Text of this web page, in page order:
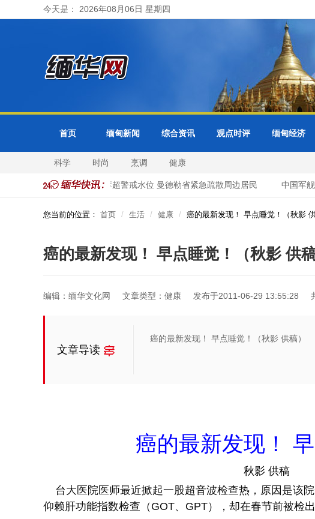
今天是： 2026年08月06日 星期四
首页 缅甸新闻 综合资讯 观点时评 缅甸经济
科学 时尚 烹调 健康
色都基水库超警戒水位 曼德勒省紧急疏散周边居民 中国军舰
您当前的位置： 首页 生活 健康 癌的最新发现！ 早点睡觉！（秋影 供
癌的最新发现！ 早点睡觉！（秋影 供稿
编辑：缅华文化网 文章类型：健康 发布于2011-06-29 13:55:28
文章导读
癌的最新发现！ 早点睡觉！（秋影 供稿）
癌的最新发现！ 早
秋影 供稿
台大医院医师最近掀起一股超音波检查热，原因是该
仰赖肝功能指数检查（GOT、GPT），却在春节前被检